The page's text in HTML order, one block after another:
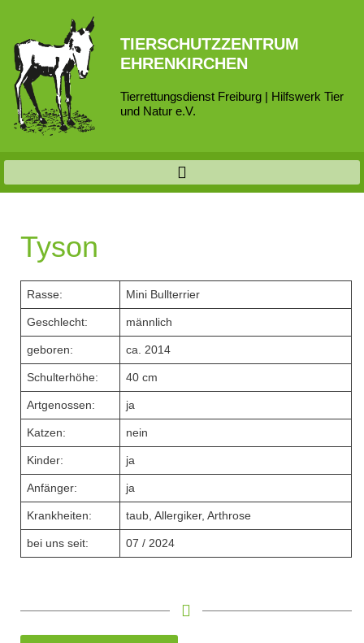
TIERSCHUTZZENTRUM
EHRENKIRCHEN
Tierrettungsdienst Freiburg | Hilfswerk Tier
und Natur e.V.
Tyson
Rasse: Mini Bullterrier
Geschlecht: männlich
geboren: ca. 2014
Schulterhöhe: 40 cm
Artgenossen: ja
Katzen: nein
Kinder: ja
Anfänger: ja
Krankheiten: taub, Allergiker, Arthrose
bei uns seit: 07 / 2024